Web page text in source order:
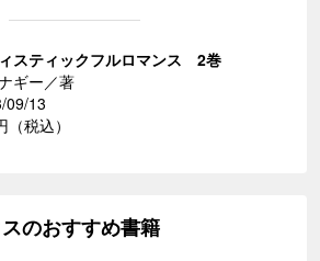
スティックフルロマンス 2巻
ギー／著
09/13
（税込）
のおすすめ書籍